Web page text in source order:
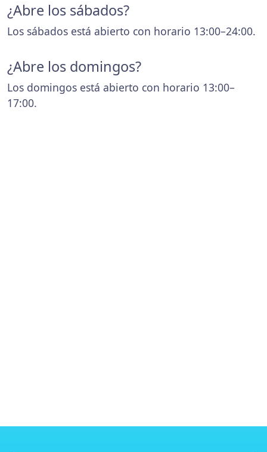
¿Abre los sábados?
Los sábados está abierto con horario 13:00–24:00.
¿Abre los domingos?
Los domingos está abierto con horario 13:00–
17:00.